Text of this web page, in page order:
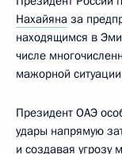
Нахайяна за
находящимся в
числе
мажорной
Президент ОАЭ
удары напрямую
и создавая